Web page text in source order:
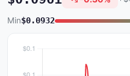
Min$0.0932